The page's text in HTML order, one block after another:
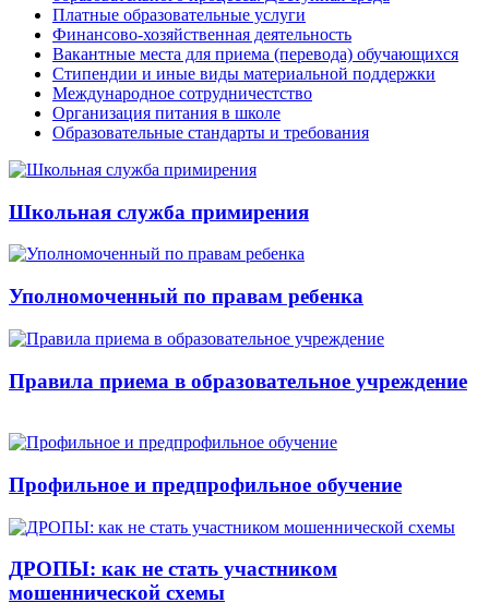
Платные образовательные услуги
Финансово-хозяйственная деятельность
Вакантные места для приема (перевода) обучающихся
Стипендии и иные виды материальной поддержки
Международное сотрудничестство
Организация питания в школе
Образовательные стандарты и требования
Школьная служба примирения
Уполномоченный по правам ребенка
Правила приема в образовательное учреждение
Профильное и предпрофильное обучение
ДРОПЫ: как не стать участником
мошеннической схемы